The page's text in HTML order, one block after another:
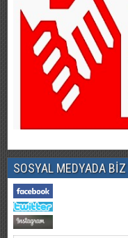
SOSYAL MEDYADA BİZ